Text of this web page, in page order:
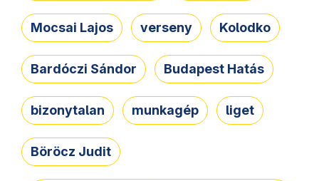
Mocsai Lajos verseny Kolodko
Bardóczi Sándor Budapest Hatás
bizonytalan munkagép liget
Böröcz Judit